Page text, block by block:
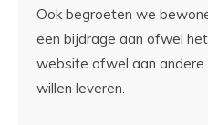
Ook begroeten we
een bijdrage aan ofwel
website ofwel aan
willen leveren.